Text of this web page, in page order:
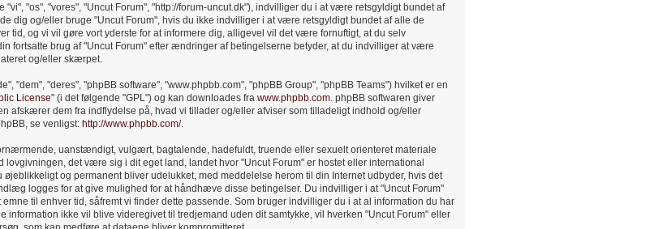
"vi", "os", "vores", "Uncut Forum", "http://forum-uncut.dk"), indvilliger du i at være retsgyldigt bundet af
dig og/eller bruge "Uncut Forum", hvis du ikke indvilliger i at være retsgyldigt bundet af alle de
tid, og vi vil gøre vort yderste for at informere dig, alligevel vil det være fornuftigt, at du selv
fortsatte brug af "Uncut Forum" efter ændringer af betingelserne betyder, at du indvilliger at være
og/eller skærpet.
"dem", "deres", "phpBB software", "www.phpbb.com", "phpBB Group", "phpBB Teams") hvilket er en
License" (i det følgende "GPL") og kan downloades fra www.phpbb.com . phpBB softwaren giver
afskærer dem fra indflydelse på, hvad vi tillader og/eller afviser som tilladeligt indhold og/eller
se venligst: http://www.phpbb.com/.
uanstændigt, vulgært, bagtalende, hadefuldt, truende eller sexuelt orienteret materiale
lovgivningen, det være sig i dit eget land, landet hvor "Uncut Forum" er hostet eller international
og permanent bliver udelukket, med meddelelse herom til din Internet udbyder, hvis det
logges for at give mulighed for at håndhæve disse betingelser. Du indvilliger i at "Uncut Forum"
til enhver tid, såfremt vi finder dette passende. Som bruger indvilliger du i at al information du har
information ikke vil blive videregivet til tredjemand uden dit samtykke, vil hverken "Uncut Forum" eller